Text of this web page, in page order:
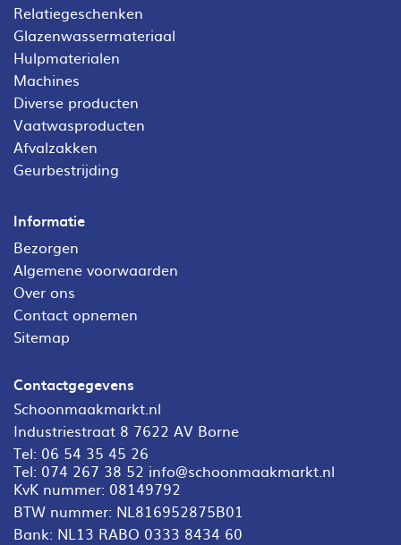
Relatiegeschenken
Glazenwassermateriaal
Hulpmaterialen
Machines
Diverse producten
Vaatwasproducten
Afvalzakken
Geurbestrijding
Informatie
Bezorgen
Algemene voorwaarden
Over ons
Contact opnemen
Sitemap
Contactgegevens
Schoonmaakmarkt.nl
Industriestraat 8 7622 AV Borne
Tel: 06 54 35 45 26
Tel: 074 267 38 52 info@schoonmaakmarkt.nl
KvK nummer: 08149792
BTW nummer: NL816952875B01
Bank: NL13 RABO 0333 8434 60